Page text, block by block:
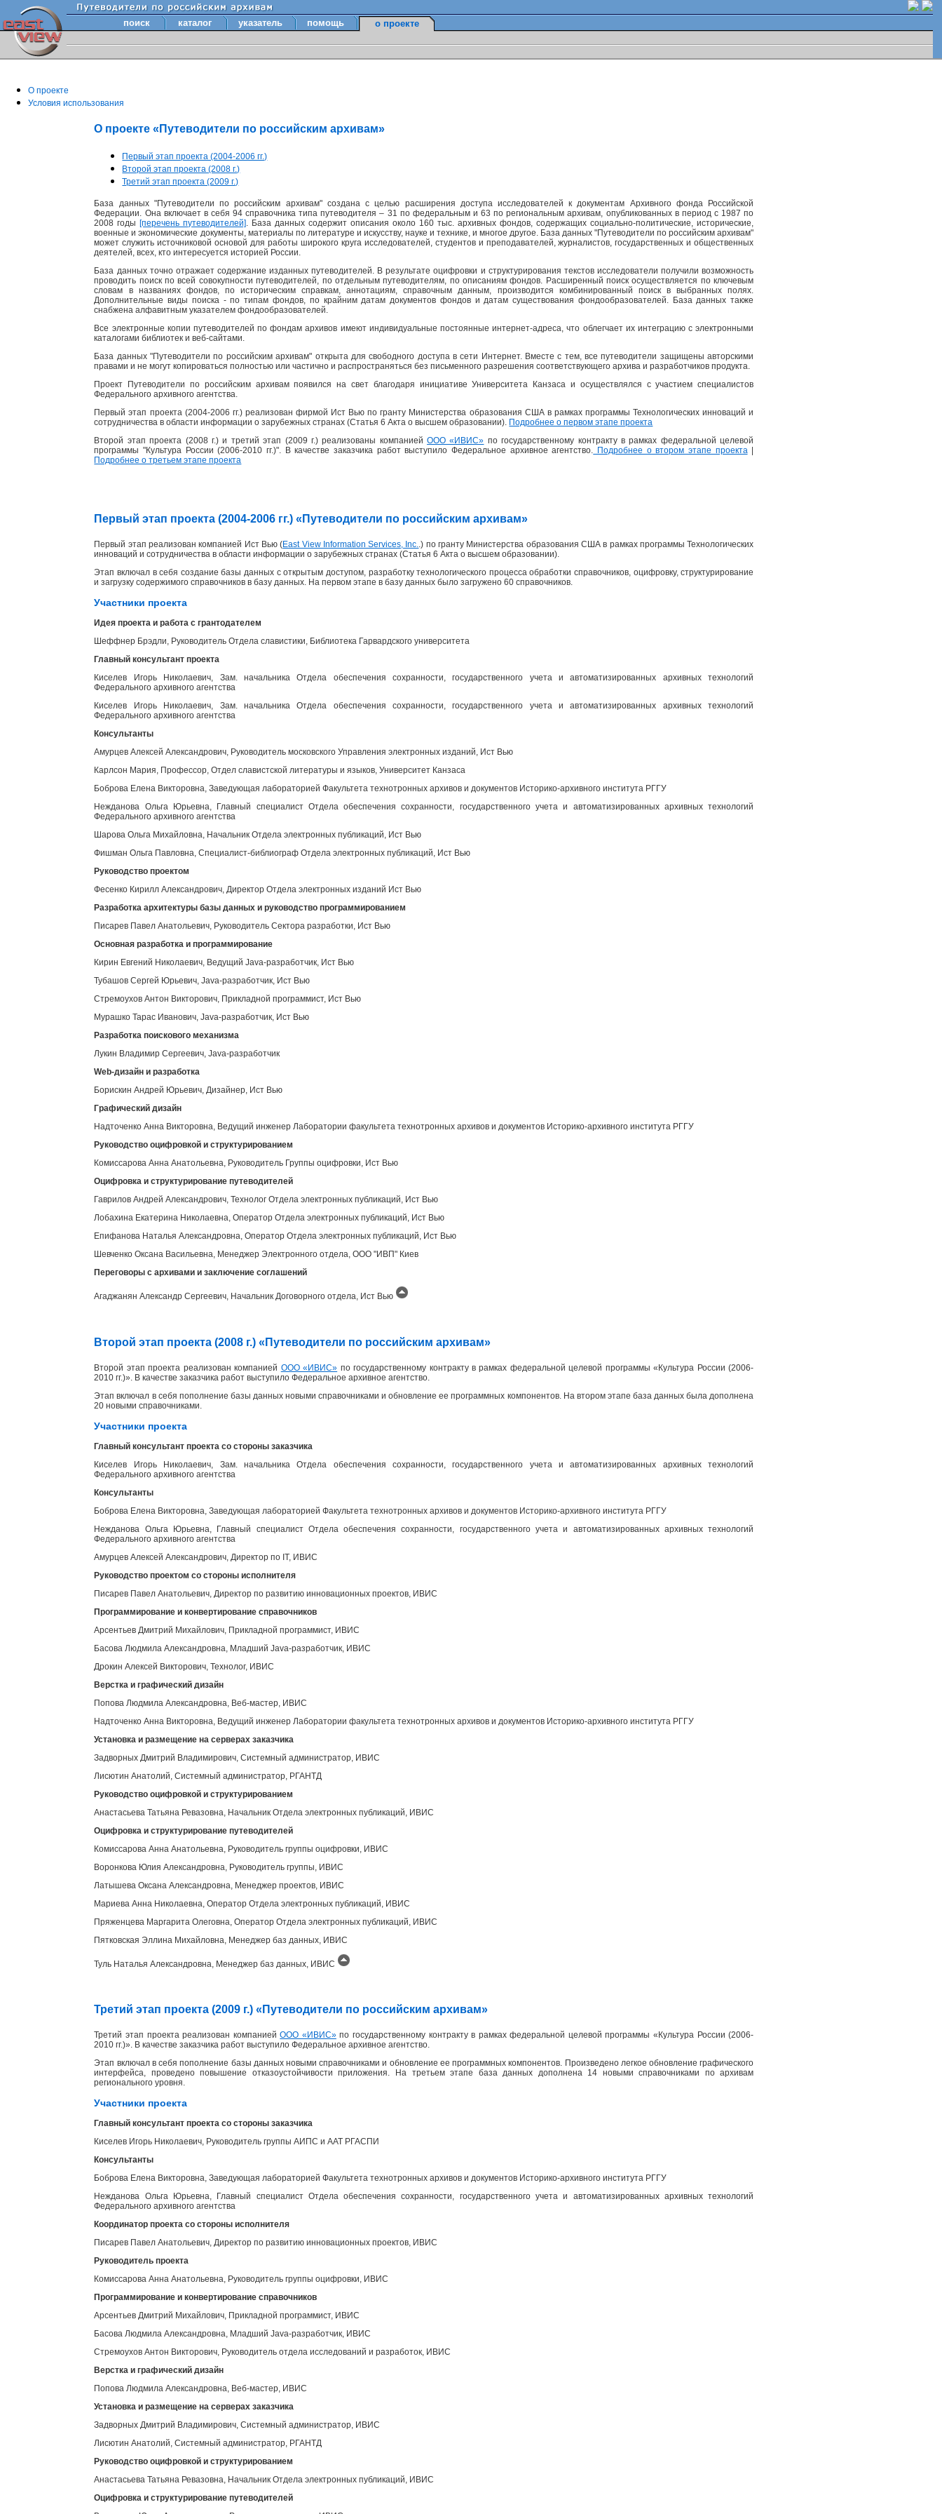
поиск каталог указатель помощь о проекте
О проекте
Условия использования
О проекте «Путеводители по российским архивам»
Первый этап проекта (2004-2006 гг.)
Второй этап проекта (2008 г.)
Третий этап проекта (2009 г.)
База данных "Путеводители по российским архивам" создана с целью расширения доступа исследователей к документам Архивного фонда Российской
Федерации. Она включает в себя 94 справочника типа путеводителя – 31 по федеральным и 63 по региональным архивам, опубликованных в период с 1987 по
2008 годы [перечень путеводителей]. База данных содержит описания около 160 тыс. архивных фондов, содержащих социально-политические, исторические,
военные и экономические документы, материалы по литературе и искусству, науке и технике, и многое другое. База данных "Путеводители по российским архивам"
может служить источниковой основой для работы широкого круга исследователей, студентов и преподавателей, журналистов, государственных и общественных
деятелей, всех, кто интересуется историей России.
База данных точно отражает содержание изданных путеводителей. В результате оцифровки и структурирования текстов исследователи получили возможность
проводить поиск по всей совокупности путеводителей, по отдельным путеводителям, по описаниям фондов. Расширенный поиск осуществляется по ключевым
словам в названиях фондов, по историческим справкам, аннотациям, справочным данным, производится комбинированный поиск в выбранных полях.
Дополнительные виды поиска - по типам фондов, по крайним датам документов фондов и датам существования фондообразователей. База данных также
снабжена алфавитным указателем фондообразователей.
Все электронные копии путеводителей по фондам архивов имеют индивидуальные постоянные интернет-адреса, что облегчает их интеграцию с электронными
каталогами библиотек и веб-сайтами.
База данных "Путеводители по российским архивам" открыта для свободного доступа в сети Интернет. Вместе с тем, все путеводители защищены авторскими
правами и не могут копироваться полностью или частично и распространяться без письменного разрешения соответствующего архива и разработчиков продукта.
Проект Путеводители по российским архивам появился на свет благодаря инициативе Университета Канзаса и осуществлялся с участием специалистов
Федерального архивного агентства.
Первый этап проекта (2004-2006 гг.) реализован фирмой Ист Вью по гранту Министерства образования США в рамках программы Технологических инноваций и
сотрудничества в области информации о зарубежных странах (Статья 6 Акта о высшем образовании). Подробнее о первом этапе проекта
Второй этап проекта (2008 г.) и третий этап (2009 г.) реализованы компаниейООО «ИВИС» по государственному контракту в рамках федеральной целевой
программы "Культура России (2006-2010 гг.)". В качестве заказчика работ выступило Федеральное архивное агентство. Подробнее о втором этапе проекта|
Подробнее о третьем этапе проекта
Первый этап проекта (2004-2006 гг.) «Путеводители по российским архивам»
Первый этап реализован компанией Ист Вью (East View Information Services, Inc. .) по гранту Министерства образования США в рамках программы Технологических
инноваций и сотрудничества в области информации о зарубежных странах (Статья 6 Акта о высшем образовании).
Этап включал в себя создание базы данных с открытым доступом, разработку технологического процесса обработки справочников, оцифровку, структурирование
и загрузку содержимого справочников в базу данных. На первом этапе в базу данных было загружено 60 справочников.
Участники проекта
Идея проекта и работа с грантодателем
Шеффнер Брэдли, Руководитель Отдела славистики, Библиотека Гарвардского университета
Главный консультант проекта
Киселев Игорь Николаевич, Зам. начальника Отдела обеспечения сохранности, государственного учета и автоматизированных архивных технологий
Федерального архивного агентства
Киселев Игорь Николаевич, Зам. начальника Отдела обеспечения сохранности, государственного учета и автоматизированных архивных технологий
Федерального архивного агентства
Консультанты
Амурцев Алексей Александрович, Руководитель московского Управления электронных изданий, Ист Вью
Карлсон Мария, Профессор, Отдел славистской литературы и языков, Университет Канзаса
Боброва Елена Викторовна, Заведующая лабораторией Факультета технотронных архивов и документов Историко-архивного института РГГУ
Нежданова Ольга Юрьевна, Главный специалист Отдела обеспечения сохранности, государственного учета и автоматизированных архивных технологий
Федерального архивного агентства
Шарова Ольга Михайловна, Начальник Отдела электронных публикаций, Ист Вью
Фишман Ольга Павловна, Специалист-библиограф Отдела электронных публикаций, Ист Вью
Руководство проектом
Фесенко Кирилл Александрович, Директор Отдела электронных изданий Ист Вью
Разработка архитектуры базы данных и руководство программированием
Писарев Павел Анатольевич, Руководитель Сектора разработки, Ист Вью
Основная разработка и программирование
Кирин Евгений Николаевич, Ведущий Java-разработчик, Ист Вью
Тубашов Сергей Юрьевич, Java-разработчик, Ист Вью
Стремоухов Антон Викторович, Прикладной программист, Ист Вью
Мурашко Тарас Иванович, Java-разработчик, Ист Вью
Разработка поискового механизма
Лукин Владимир Сергеевич, Java-разработчик
Web-дизайн и разработка
Борискин Андрей Юрьевич, Дизайнер, Ист Вью
Графический дизайн
Надточенко Анна Викторовна, Ведущий инженер Лаборатории факультета технотронных архивов и документов Историко-архивного института РГГУ
Руководство оцифровкой и структурированием
Комиссарова Анна Анатольевна, Руководитель Группы оцифровки, Ист Вью
Оцифровка и структурирование путеводителей
Гаврилов Андрей Александрович, Технолог Отдела электронных публикаций, Ист Вью
Лобахина Екатерина Николаевна, Оператор Отдела электронных публикаций, Ист Вью
Епифанова Наталья Александровна, Оператор Отдела электронных публикаций, Ист Вью
Шевченко Оксана Васильевна, Менеджер Электронного отдела, OOO "ИВП" Киев
Переговоры с архивами и заключение соглашений
Агаджанян Александр Сергеевич, Начальник Договорного отдела, Ист Вью
Второй этап проекта (2008 г.) «Путеводители по российским архивам»
Второй этап проекта реализован компанией ООО «ИВИС» по государственному контракту в рамках федеральной целевой программы «Культура России (2006-
2010 гг.)». В качестве заказчика работ выступило Федеральное архивное агентство.
Этап включал в себя пополнение базы данных новыми справочниками и обновление ее программных компонентов. На втором этапе база данных была дополнена
20 новыми справочниками.
Участники проекта
Главный консультант проекта со стороны заказчика
Киселев Игорь Николаевич, Зам. начальника Отдела обеспечения сохранности, государственного учета и автоматизированных архивных технологий
Федерального архивного агентства
Консультанты
Боброва Елена Викторовна, Заведующая лабораторией Факультета технотронных архивов и документов Историко-архивного института РГГУ
Нежданова Ольга Юрьевна, Главный специалист Отдела обеспечения сохранности, государственного учета и автоматизированных архивных технологий
Федерального архивного агентства
Амурцев Алексей Александрович, Директор по IT, ИВИС
Руководство проектом со стороны исполнителя
Писарев Павел Анатольевич, Директор по развитию инновационных проектов, ИВИС
Программирование и конвертирование справочников
Арсентьев Дмитрий Михайлович, Прикладной программист, ИВИС
Басова Людмила Александровна, Младший Java-разработчик, ИВИС
Дрокин Алексей Викторович, Технолог, ИВИС
Верстка и графический дизайн
Попова Людмила Александровна, Веб-мастер, ИВИС
Надточенко Анна Викторовна, Ведущий инженер Лаборатории факультета технотронных архивов и документов Историко-архивного института РГГУ
Установка и размещение на серверах заказчика
Задворных Дмитрий Владимирович, Системный администратор, ИВИС
Лисютин Анатолий, Системный администратор, РГАНТД
Руководство оцифровкой и структурированием
Анастасьева Татьяна Ревазовна, Начальник Отдела электронных публикаций, ИВИС
Оцифровка и структурирование путеводителей
Комиссарова Анна Анатольевна, Руководитель группы оцифровки, ИВИС
Воронкова Юлия Александровна, Руководитель группы, ИВИС
Латышева Оксана Александровна, Менеджер проектов, ИВИС
Мариева Анна Николаевна, Оператор Отдела электронных публикаций, ИВИС
Пряженцева Маргарита Олеговна, Оператор Отдела электронных публикаций, ИВИС
Пятковская Эллина Михайловна, Менеджер баз данных, ИВИС
Туль Наталья Александровна, Менеджер баз данных, ИВИС
Третий этап проекта (2009 г.) «Путеводители по российским архивам»
Третий этап проекта реализован компаниейООО «ИВИС»по государственному контракту в рамках федеральной целевой программы «Культура России (2006-
2010 гг.)». В качестве заказчика работ выступило Федеральное архивное агентство.
Этап включал в себя пополнение базы данных новыми справочниками и обновление ее программных компонентов. Произведено легкое обновление графического
интерфейса, проведено повышение отказоустойчивости приложения. На третьем этапе база данных дополнена 14 новыми справочниками по архивам
регионального уровня.
Участники проекта
Главный консультант проекта со стороны заказчика
Киселев Игорь Николаевич, Руководитель группы АИПС и ААТ РГАСПИ
Консультанты
Боброва Елена Викторовна, Заведующая лабораторией Факультета технотронных архивов и документов Историко-архивного института РГГУ
Нежданова Ольга Юрьевна, Главный специалист Отдела обеспечения сохранности, государственного учета и автоматизированных архивных технологий
Федерального архивного агентства
Координатор проекта со стороны исполнителя
Писарев Павел Анатольевич, Директор по развитию инновационных проектов, ИВИС
Руководитель проекта
Комиссарова Анна Анатольевна, Руководитель группы оцифровки, ИВИС
Программирование и конвертирование справочников
Арсентьев Дмитрий Михайлович, Прикладной программист, ИВИС
Басова Людмила Александровна, Младший Java-разработчик, ИВИС
Стремоухов Антон Викторович, Руководитель отдела исследований и разработок, ИВИС
Верстка и графический дизайн
Попова Людмила Александровна, Веб-мастер, ИВИС
Установка и размещение на серверах заказчика
Задворных Дмитрий Владимирович, Системный администратор, ИВИС
Лисютин Анатолий, Системный администратор, РГАНТД
Руководство оцифровкой и структурированием
Анастасьева Татьяна Ревазовна, Начальник Отдела электронных публикаций, ИВИС
Оцифровка и структурирование путеводителей